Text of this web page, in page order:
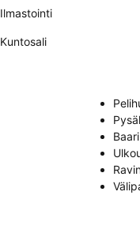
Ilmastointi
Kuntosali
Baari